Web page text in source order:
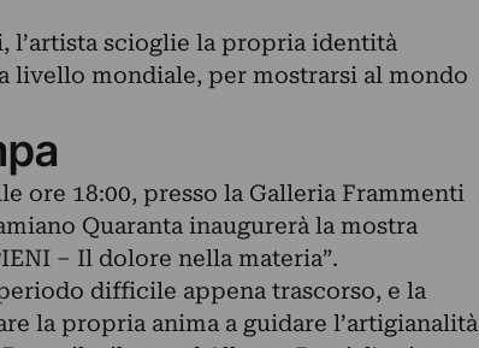
scioglie la propria identità
livello mondiale, per mostrarsi al mondo
ore 18:00, presso la Galleria Frammenti
Quaranta inaugurerà la mostra
– Il dolore nella materia”.
difficile appena trascorso, e la
la propria anima a guidare l’artigianalità